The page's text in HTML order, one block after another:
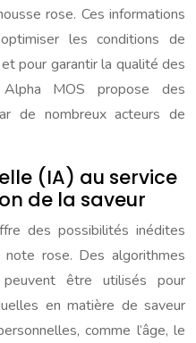
rose. Ces informations
les conditions de
pour garantir la qualité des
Alpha MOS propose des
de nombreux acteurs de
(IA) au service
de la saveur
des possibilités inédites
rose. Des algorithmes
peuvent être utilisés pour
en matière de saveur
comme l’âge, le